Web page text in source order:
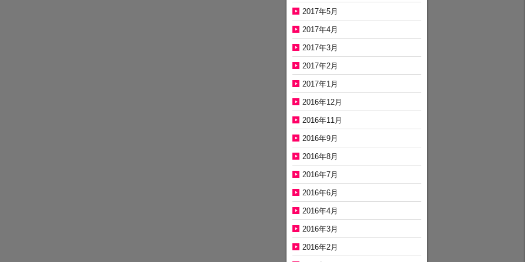
2017年5月
2017年4月
2017年3月
2017年2月
2017年1月
2016年12月
2016年11月
2016年9月
2016年8月
2016年7月
2016年6月
2016年4月
2016年3月
2016年2月